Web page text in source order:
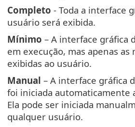
Completo - Toda a interface
usuário será exibida.
Mínimo – A interface gráfica
em execução, mas apenas as
exibidas ao usuário.
Manual – A interface gráfica
foi iniciada automaticamente
Ela pode ser iniciada
qualquer usuário.